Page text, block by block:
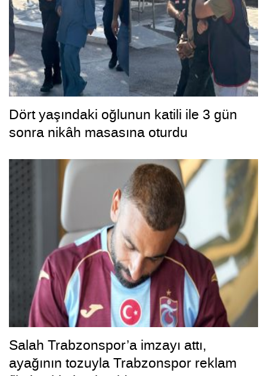
Dört yaşındaki oğlunun katili ile 3 gün
sonra nikâh masasına oturdu
Salah Trabzonspor’a imzayı attı,
ayağının tozuyla Trabzonspor reklam